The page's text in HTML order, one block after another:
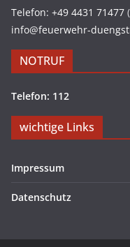
Telefon: +49 4431 71477
info@feuerwehr-
NOTRUF
Telefon: 112
wichtige Links
Impressum
Datenschutz